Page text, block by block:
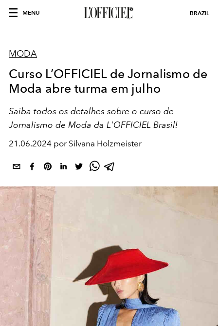
MENU BRAZIL
MODA
Curso L’OFFICIEL de Jornalismo de
Moda abre turma em julho
Saiba todos os detalhes sobre o curso de
Jornalismo de Moda da L'OFFICIEL Brasil!
21.06.2024 por Silvana Holzmeister